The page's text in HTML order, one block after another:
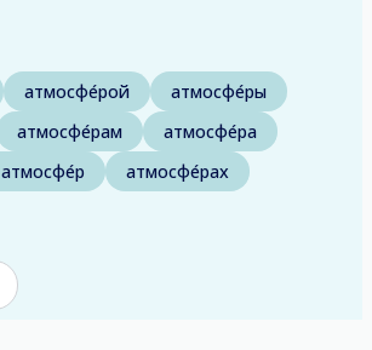
атмосфе́рой
атмосфе́ры
атмосфе́рам
атмосфе́ра
атмосфе́р
атмосфе́рах